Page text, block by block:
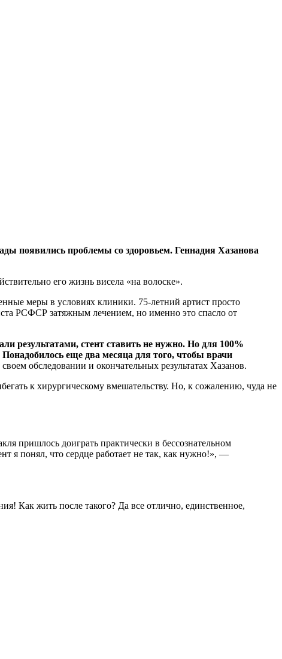
появились проблемы со здоровьем. Геннадия Хазанова
его жизнь висела «на волоске».
меры в условиях клиники. 75-летний артист просто
РСФСР затяжным лечением, но именно это спасло от
результатами, стент ставить не нужно. Но для 100%
Понадобилось еще два месяца для того, чтобы врачи
своем обследовании и окончательных результатах Хазанов.
к хирургическому вмешательству. Но, к сожалению, чуда не
пришлось доиграть практически в бессознательном
я понял, что сердце работает не так, как нужно!», —
Как жить после такого? Да все отлично, единственное,